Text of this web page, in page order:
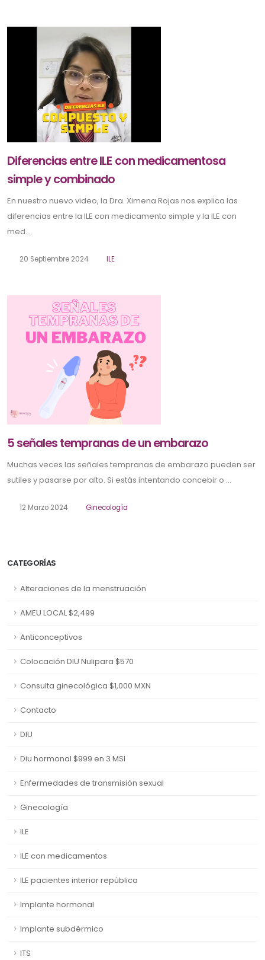
CATEGORÍAS
Alteraciones de la menstruación
AMEU LOCAL $2,499
Anticonceptivos
Colocación DIU Nulipara $570
Consulta ginecológica $1,000 MXN
Contacto
DIU
Diu hormonal $999 en 3 MSI
Enfermedades de transmisión sexual
Ginecología
ILE
ILE con medicamentos
ILE pacientes interior república
Implante hormonal
Implante subdérmico
ITS
Diferencias entre ILE con medicamentosa
simple y combinado
En nuestro nuevo video, la Dra. Ximena Rojas nos explica las
diferencias entre la ILE con medicamento simple y la ILE con
med...
20 Septiembre 2024 ILE
5 señales tempranas de un embarazo
Muchas veces las señales tempranas de embarazo pueden ser
sutiles y pasarse por alto. Si estás intentando concebir o ...
12 Marzo 2024 Ginecología